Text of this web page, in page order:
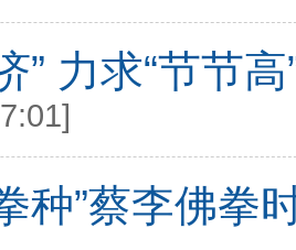
” 力求“节节高
种”蔡李佛拳